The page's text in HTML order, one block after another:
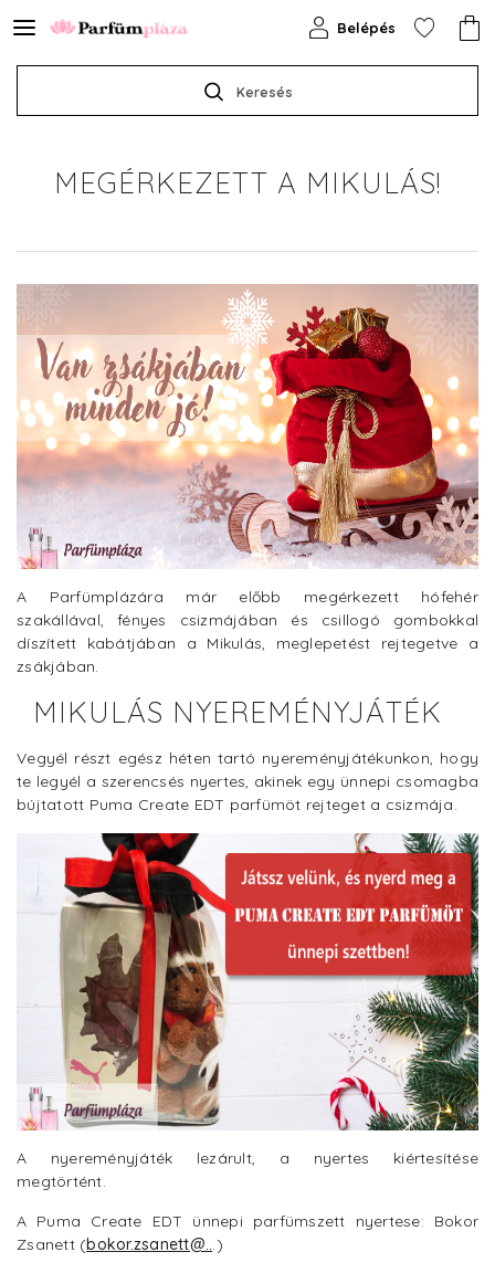
Keresés
Belépés
MEGÉRKEZETT A MIKULÁS!
A Parfümplázára már előbb megérkezett hófehér
szakállával, fényes csizmájában és csillogó gombokkal
díszített kabátjában a Mikulás, meglepetést rejtegetve a
zsákjában.
MIKULÁS NYEREMÉNYJÁTÉK
Vegyél részt egész héten tartó nyereményjátékunkon, hogy
te legyél a szerencsés nyertes, akinek egy ünnepi csomagba
bújtatott Puma Create EDT parfümöt rejteget a csizmája.
A nyereményjáték lezárult, a nyertes kiértesítése
megtörtént.
A Puma Create EDT ünnepi parfümszett nyertese: Bokor
Zsanett (bokor.zsanett@...)